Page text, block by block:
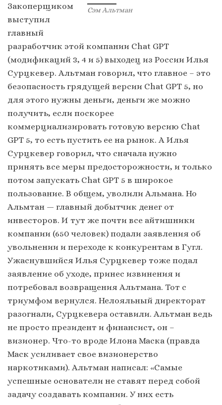
Сэм Альтман
Закоперщиком
выступил
главный
разработчик этой компании Chаt GPT
(модификаций 3, 4 и 5) выходец из России Илья
Сурцкевер. Альтман говорил, что главное – это
безопасность грядущей версии Chаt GPT 5, но
для этого нужны деньги, деньги же можно
получить, если поскорее
коммерциализировать готовую версию Chаt
GPT 5, то есть пустить ее на рынок. А Илья
Сурцкевер говорил, что сначала нужно
принять все меры предосторожности, и только
потом запускать Chаt GPT 5 в широкое
пользование. В общем, уволили Альмана. Но
Альмтан — главный добытчик денег от
инвесторов. И тут же почти все айтишники
компании (650 человек) подали заявления об
увольнении и переходе к конкурентам в Гугл.
Ужаснувшийся Илья Сурцкевер тоже подал
заявление об уходе, принес извинения и
потребовал возвращения Альтмана. Тот с
триумфом вернулся. Нелояльный директорат
разогнали, Сурцкевера оставили. Альтман ведь
не просто президент и финансист, он –
визионер. Что-то вроде Илона Маска (правда
Маск усиливает свое визионерство
наркотиками). Альтман написал: «Самые
успешные основатели не ставят перед собой
задачу создавать компании. У них есть